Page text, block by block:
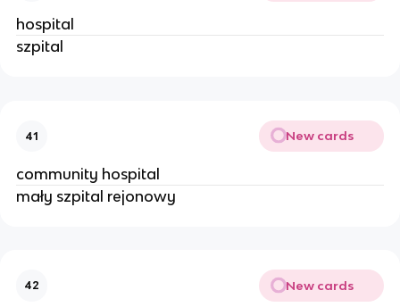
hospital
szpital
41 New cards
community hospital
mały szpital rejonowy
42 New cards